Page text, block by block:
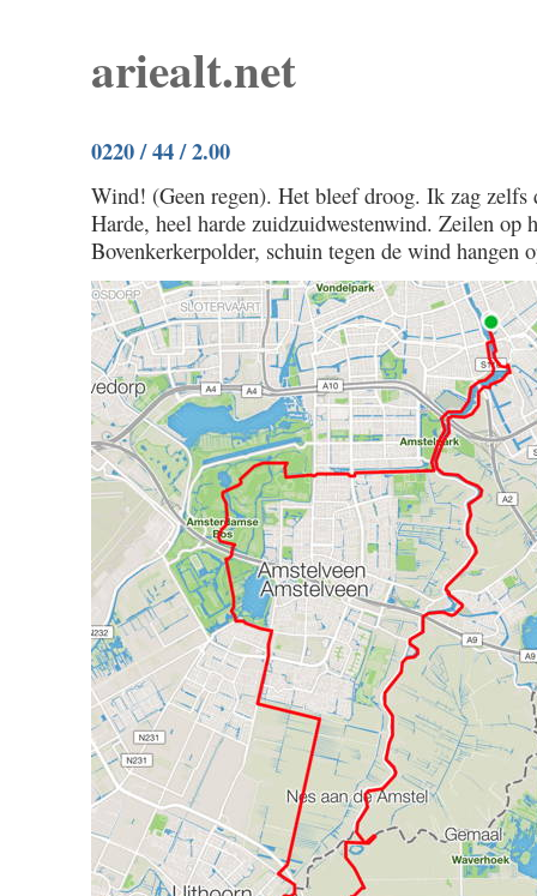
ariealt.net
0220 / 44 / 2.00
Wind! (Geen regen). Het bleef droog. Ik zag zelfs
Harde, heel harde zuidzuidwestenwind. Zeilen op
Bovenkerkerpolder, schuin tegen de wind hangen